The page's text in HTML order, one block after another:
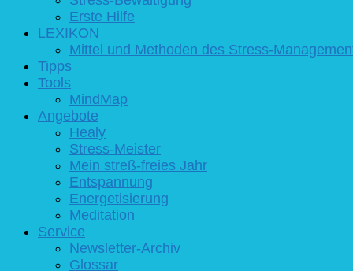
Erste Hilfe
LEXIKON
Mittel und Methoden des Stress-
Tipps
Tools
MindMap
Angebote
Healy
Stress-Meister
Mein streß-freies Jahr
Entspannung
Energetisierung
Meditation
Service
Newsletter-Archiv
Glossar